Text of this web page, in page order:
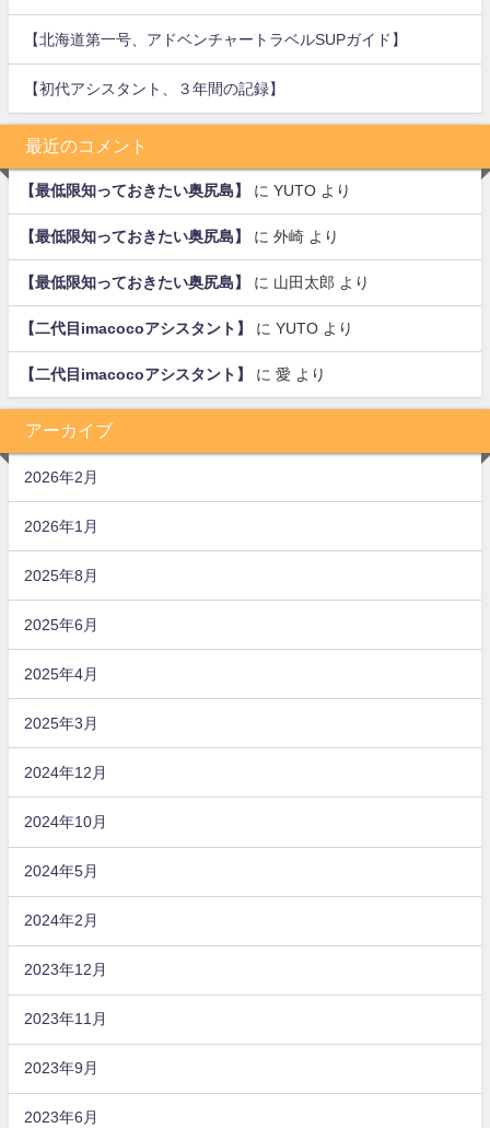
【北海道第一号、アドベンチャートラベルSUPガイド】
【初代アシスタント、３年間の記録】
最近のコメント
【最低限知っておきたい奥尻島】 に YUTO より
【最低限知っておきたい奥尻島】 に 外崎 より
【最低限知っておきたい奥尻島】 に 山田太郎 より
【二代目imacocoアシスタント】 に YUTO より
【二代目imacocoアシスタント】 に 愛 より
アーカイブ
2026年2月
2026年1月
2025年8月
2025年6月
2025年4月
2025年3月
2024年12月
2024年10月
2024年5月
2024年2月
2023年12月
2023年11月
2023年9月
2023年6月